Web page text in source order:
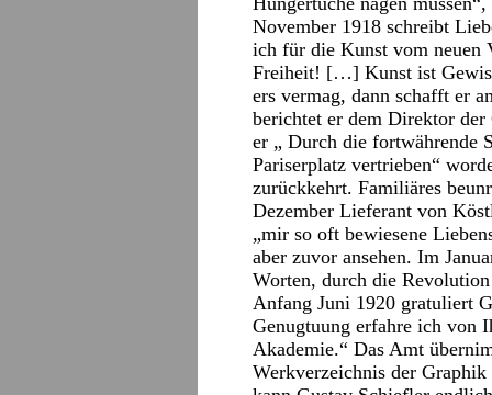
November 1918 schreibt
ich für die Kunst vom neuen
Freiheit! […] Kunst ist
ers vermag, dann schafft er
berichtet er dem Direktor der
er „ Durch die fortwährende
Pariserplatz vertrieben“
zurückkehrt. Familiäres
Dezember Lieferant von
„mir so oft bewiesene
aber zuvor ansehen. Im
Worten, durch die
Anfang Juni 1920 gratuliert
Genugtuung erfahre ich von
Akademie.“ Das Amt
Werkverzeichnis der